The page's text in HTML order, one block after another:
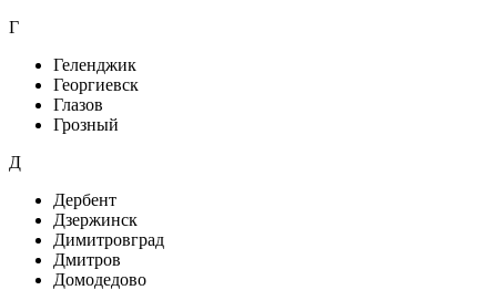
Г
Геленджик
Георгиевск
Глазов
Грозный
Д
Дербент
Дзержинск
Димитровград
Дмитров
Домодедово